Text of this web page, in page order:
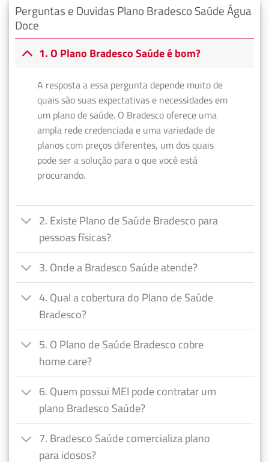
Perguntas e Duvidas Plano Bradesco Saúde Água
Doce
1. O Plano Bradesco Saúde é bom?
A resposta a essa pergunta depende muito de
quais são suas expectativas e necessidades em
um plano de saúde. O Bradesco oferece uma
ampla rede credenciada e uma variedade de
planos com preços diferentes, um dos quais
pode ser a solução para o que você está
procurando.
2. Existe Plano de Saúde Bradesco para
pessoas físicas?
3. Onde a Bradesco Saúde atende?
4. Qual a cobertura do Plano de Saúde
Bradesco?
5. O Plano de Saúde Bradesco cobre
home care?
6. Quem possui MEI pode contratar um
plano Bradesco Saúde?
7. Bradesco Saúde comercializa plano
para idosos?